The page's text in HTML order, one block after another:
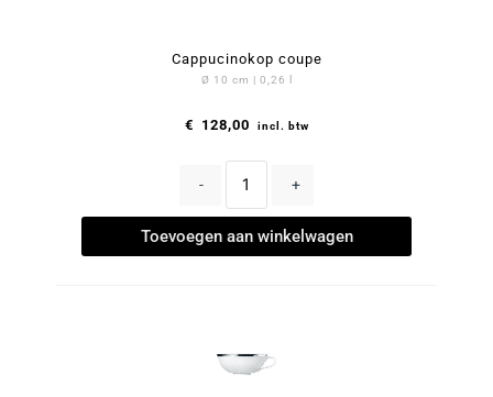
Cappucinokop coupe
Ø 10 cm | 0,26 l
€ 128,00 incl. btw
- +
Toevoegen aan winkelwagen